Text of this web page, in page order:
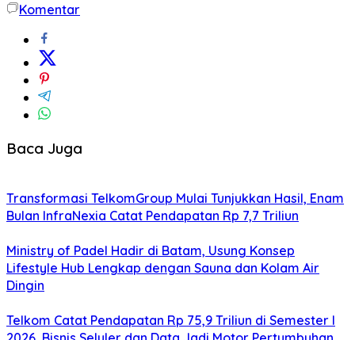
Komentar
Baca Juga
Transformasi TelkomGroup Mulai Tunjukkan Hasil, Enam
Bulan InfraNexia Catat Pendapatan Rp 7,7 Triliun
Ministry of Padel Hadir di Batam, Usung Konsep
Lifestyle Hub Lengkap dengan Sauna dan Kolam Air
Dingin
Telkom Catat Pendapatan Rp 75,9 Triliun di Semester I